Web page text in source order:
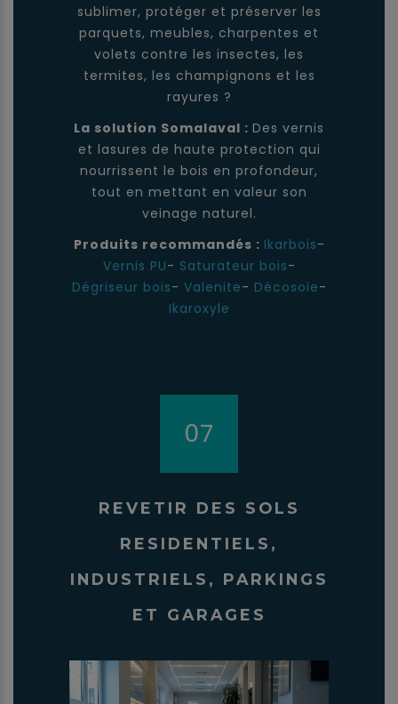
sublimer, protéger et préserver les
parquets, meubles, charpentes et
volets contre les insectes, les
termites, les champignons et les
rayures ?
La solution Somalaval : Des vernis
et lasures de haute protection qui
nourrissent le bois en profondeur,
tout en mettant en valeur son
veinage naturel.
Produits recommandés : Ikarbois-
Vernis PU- Saturateur bois-
Dégriseur bois- Valenite- Décosoie-
Ikaroxyle
07
REVETIR DES SOLS
RESIDENTIELS,
INDUSTRIELS, PARKINGS
ET GARAGES